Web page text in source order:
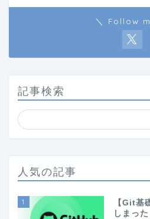
＼ Follow
記事検索
人気の記事
1
【Git基
しまっ